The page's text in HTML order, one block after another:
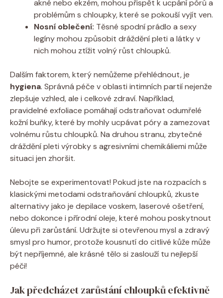
akné nebo ekzém, mohou přispět k ucpání pórů a
problémům s chloupky, které se pokouší vyjít ven.
Nosní oblečení: Těsné spodní prádlo a sexy
legíny mohou způsobit dráždění pleti a látky v
nich mohou ztížit volný růst chloupků.
Dalším faktorem, který nemůžeme přehlédnout, je
hygiena. Správná péče v oblasti intimních partií nejenže
zlepšuje vzhled, ale i celkové zdraví. Například,
pravidelné exfoliace pomáhají odstraňovat odumřelé
kožní buňky, které by mohly ucpávat póry a zamezovat
volnému růstu chloupků. Na druhou stranu, zbytečné
dráždění pleti výrobky s agresivními chemikáliemi může
situaci jen zhoršit.
Nebojte se experimentovat! Pokud jste na rozpacích s
klasickými metodami odstraňování chloupků, zkuste
alternativy jako je depilace voskem, laserové ošetření,
nebo dokonce i přírodní oleje, které mohou poskytnout
úlevu při zarůstání. Udržujte si otevřenou mysl a zdravý
smysl pro humor, protože kousnutí do citlivé kůže může
být nepříjemné, ale krásné tělo si zaslouží tu nejlepší
péči!
Jak předcházet zarůstání chloupků efektivně